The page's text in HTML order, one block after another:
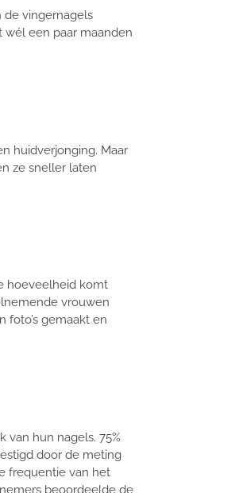
de vingernagels
een paar maanden
huidverjonging. Maar
ze sneller laten
hoeveelheid komt
vrouwen
foto’s gemaakt en
hun nagels. 75%
door de meting
frequentie van het
beoordeelde de